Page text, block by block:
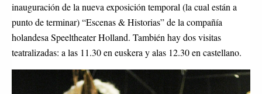
inauguración de la nueva exposición temporal (la cual están a
punto de terminar) “Escenas & Historias” de la compañía
holandesa Speeltheater Holland. También hay dos visitas
teatralizadas: a las 11.30 en euskera y alas 12.30 en castellano.